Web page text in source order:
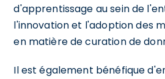
d'apprentissage au sein de
l'innovation et l'adoption des
en matière de curation de
Il est également bénéfique